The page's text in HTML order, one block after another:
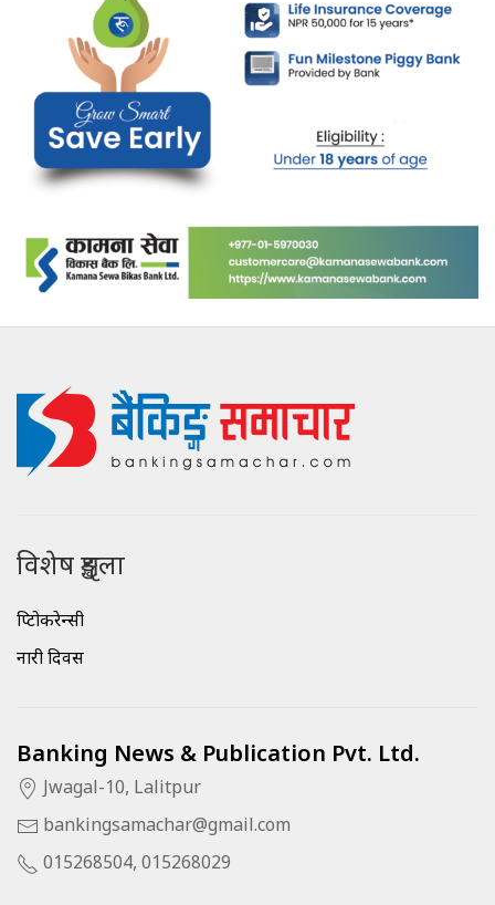
विशेष शृङ्खला
क्रिप्टोकरेन्सी
नारी दिवस
Banking News & Publication Pvt. Ltd.
Jwagal-10, Lalitpur
bankingsamachar@gmail.com
015268504, 015268029